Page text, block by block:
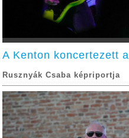
A Kenton koncertezett
Rusznyák Csaba képriportja